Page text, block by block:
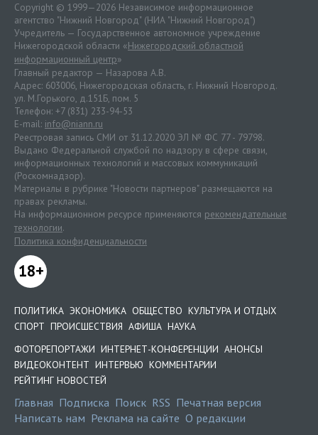
Copyright © 1999—2026 Независимое информационное
агентство "Нижний Новгород" (НИА "Нижний Новгород")
Учредитель — Государственное автономное учреждение
Нижегородской области «Нижегородский областной
информационный центр»
Главный редактор — Назарова А.В.
Адрес: 603006, Нижегородская область, г. Нижний Новгород.
ул. М.Горького, д.151Б, пом. 5
Телефон: +7 (831) 233-94-53
E-mail: info@niann.ru
Реестровая запись СМИ от 31.12.2020 ЭЛ № ФС 77 - 79798.
Выдано Федеральной службой по надзору в сфере связи,
информационных технологий и массовых коммуникаций
(Роскомнадзор).
Материалы в рубрике "Новости партнеров" размещаются на
правах рекламы.
На информационном ресурсе применяются рекомендательные
технологии.
Политика конфиденциальности
18+
ПОЛИТИКА ЭКОНОМИКА ОБЩЕСТВО КУЛЬТУРА И ОТДЫХ
СПОРТ ПРОИСШЕСТВИЯ АФИША НАУКА
ФОТОРЕПОРТАЖИ ИНТЕРНЕТ-КОНФЕРЕНЦИИ АНОНСЫ
ВИДЕОКОНТЕНТ ИНТЕРВЬЮ КОММЕНТАРИИ
РЕЙТИНГ НОВОСТЕЙ
Главная Подписка Поиск RSS Печатная версия
Написать нам Реклама на сайте О редакции